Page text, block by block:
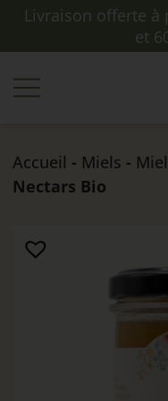
Livraison offerte à
et
Accueil - Miels -
Nectars Bio